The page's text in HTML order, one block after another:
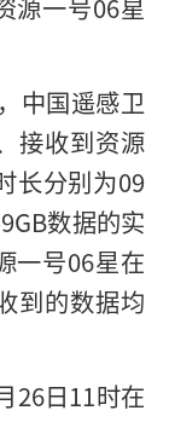
源一号06星
中国遥感卫
接收到资源
长分别为09
数据的实
一号06星在
到的数据均
26日11时在